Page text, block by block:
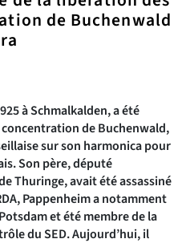
de Buchenwald
à Schmalkalden, a été
de Buchenwald,
sur son harmonica pour
Son père, député
Thuringe, avait été assassiné
Pappenheim a notamment
et été membre de la
du SED. Aujourd’hui, il